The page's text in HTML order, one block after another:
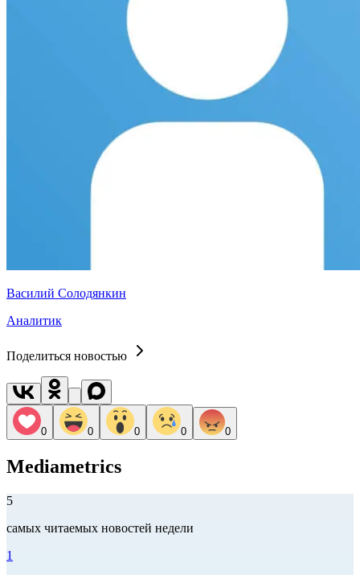
Василий Солодянкин
Аналитик
Поделиться новостью
0 0 0 0 0
Mediametrics
5
самых читаемых новостей недели
1